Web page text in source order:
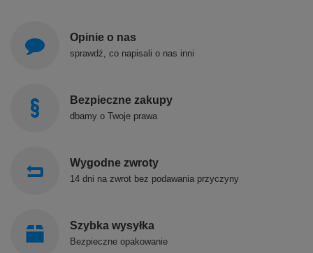
Opinie o nas
sprawdź, co napisali o nas inni
Bezpieczne zakupy
dbamy o Twoje prawa
Wygodne zwroty
14 dni na zwrot bez podawania przyczyny
Szybka wysyłka
Bezpieczne opakowanie